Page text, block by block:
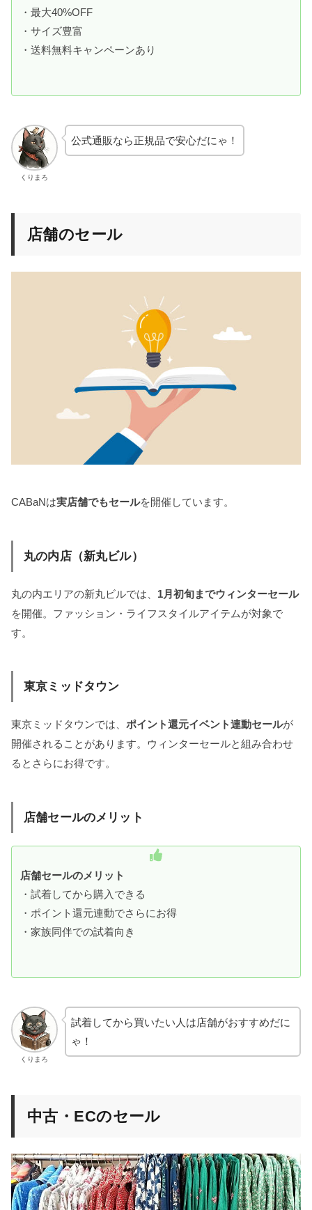
・最大40%OFF
・サイズ豊富
・送料無料キャンペーンあり
くりまろ
公式通販なら正規品で安心だにゃ！
店舗のセール
CABaNは実店舗でもセールを開催しています。
丸の内店（新丸ビル）
丸の内エリアの新丸ビルでは、 1月初旬までウィンターセール
を開催。ファッション・ライフスタイルアイテムが対象で
す。
東京ミッドタウン
東京ミッドタウンでは、 ポイント還元イベント連動セールが
開催されることがあります。ウィンターセールと組み合わせ
るとさらにお得です。
店舗セールのメリット
店舗セールのメリット
・試着してから購入できる
・ポイント還元連動でさらにお得
・家族同伴での試着向き
くりまろ
試着してから買いたい人は店舗がおすすめだに
ゃ！
中古・ECのセール